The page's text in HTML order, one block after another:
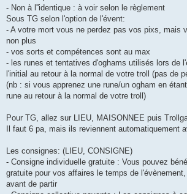
- Non à l''identique : à voir selon le règlement
Sous TG selon l'option de l'évent:
- A votre mort vous ne perdez pas vos pixs, mais
non plus
- vos sorts et compétences sont au max
- les runes et tentatives d'oghams utilisés lors de
l'initial au retour à la normal de votre troll (pas de
(nb : si vous apprenez une rune/un ogham en
rune au retour à la normal de votre troll)
Pour TG, allez sur LIEU, MAISONNEE puis
Il faut 6 pa, mais ils reviennent automatiquement
Les consignes: (LIEU, CONSIGNE)
- Consigne individuelle gratuite : Vous pouvez
gratuite pour vos affaires le temps de
avant de partir